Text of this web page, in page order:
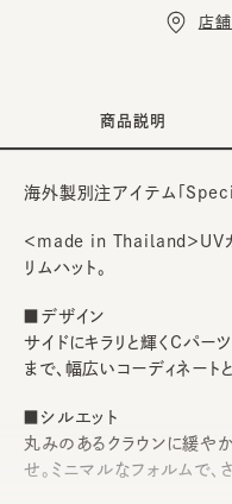
店
商品説明
海外製別注アイテム「
＜made in Thailand＞UVカ
リムハット。
■デザイン
サイドにキラリと輝くCパー
まで、幅広いコーディネート
■シルエット
丸みのあるクラウンに緩や
せ。ミニマルなフォルムで、